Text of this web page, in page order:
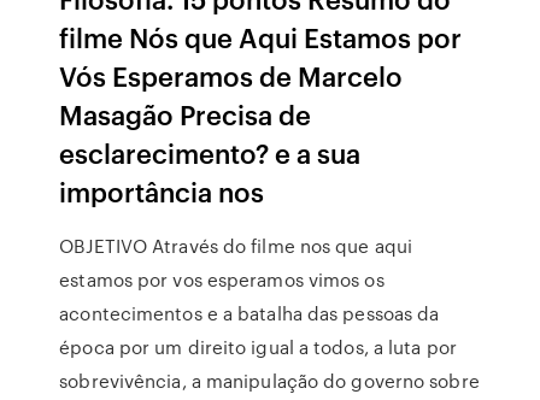
filme Nós que Aqui Estamos por
Vós Esperamos de Marcelo
Masagão Precisa de
esclarecimento? e a sua
importância nos
OBJETIVO Através do filme nos que aqui
estamos por vos esperamos vimos os
acontecimentos e a batalha das pessoas da
época por um direito igual a todos, a luta por
sobrevivência, a manipulação do governo sobre